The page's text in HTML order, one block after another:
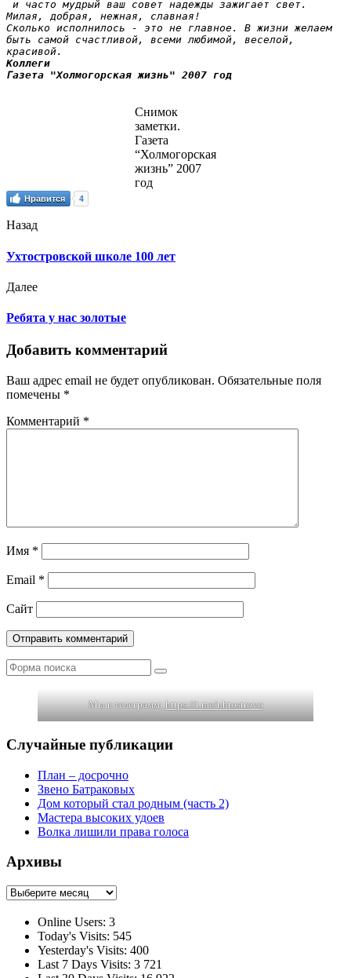
Милая, добрая, нежная, славная!
Сколько исполнилось - это не главное. В жизни желаем
быть самой счастливой, всеми любимой, веселой,
красивой.
Коллеги
Газета "Холмогорская жизнь" 2007 год
Снимок
заметки.
Газета
“Холмогорская
жизнь” 2007
год
Нравится 4
Назад
Ухтостровской школе 100 лет
Далее
Ребята у нас золотые
Добавить комментарий
Ваш адрес email не будет опубликован. Обязательные поля
помечены *
Комментарий *
Имя *
Email *
Сайт
Поиск
Мы в телеграмм:https://t.me/uhtostrovo
Случайные публикации
План – досрочно
Звено Батраковых
Дом который стал родным (часть 2)
Мастера высоких удоев
Волка лишили права голоса
Архивы
Архивы
Online Users: 3
Today's Visits: 545
Yesterday's Visits: 400
Last 7 Days Visits: 3 721